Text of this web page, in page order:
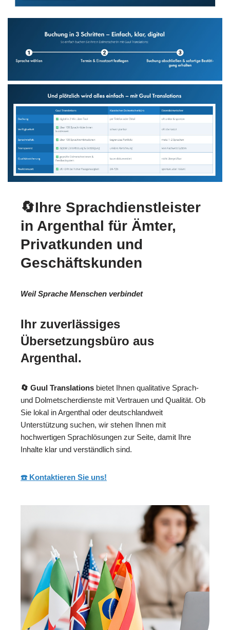
🔄Ihre Sprachdienstleister
in Argenthal für Ämter,
Privatkunden und
Geschäftskunden
Weil Sprache Menschen verbindet
Ihr zuverlässiges
Übersetzungsbüro aus
Argenthal.
🔄 Guul Translations bietet Ihnen qualitative Sprach-
und Dolmetscherdienste mit Vertrauen und Qualität. Ob
Sie lokal in Argenthal oder deutschlandweit
Unterstützung suchen, wir stehen Ihnen mit
hochwertigen Sprachlösungen zur Seite, damit Ihre
Inhalte klar und verständlich sind.
☎️ Kontaktieren Sie uns!